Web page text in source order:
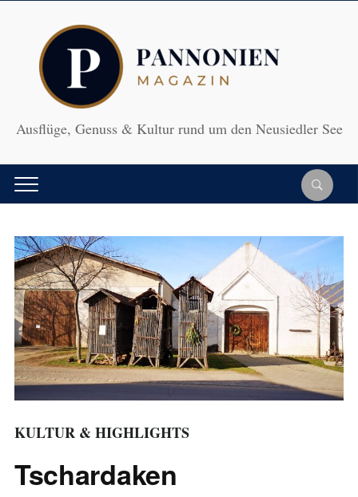
Ausflüge, Genuss & Kultur rund um den Neusiedler See
KULTUR & HIGHLIGHTS
Tschardaken